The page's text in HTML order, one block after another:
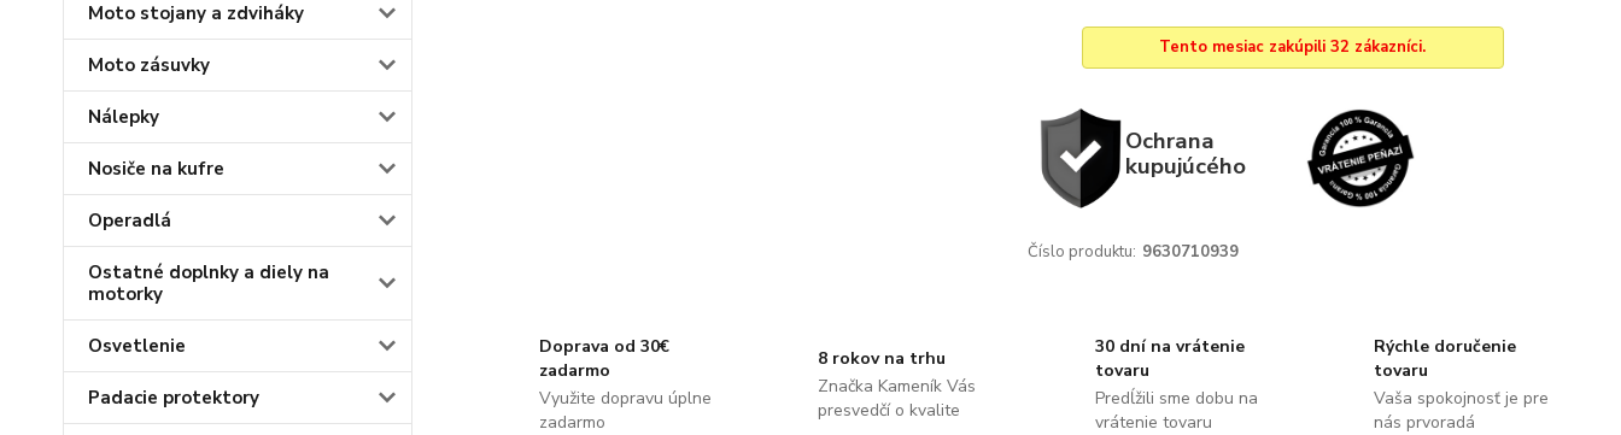
Moto stojany a zdviháky
Moto zásuvky
Nálepky
Nosiče na kufre
Operadlá
Ostatné doplnky a diely na
motorky
Osvetlenie
Padacie protektory
Tento mesiac zakúpili 32 zákazníci.
Ochrana
kupujúcého
Číslo produktu: 9630710939
Doprava od 30€
zadarmo
Využite dopravu úplne
zadarmo
8 rokov na trhu
Značka Kameník Vás
presvedčí o kvalite
30 dní na vrátenie
tovaru
Predĺžili sme dobu na
vrátenie tovaru
Rýchle doručenie
tovaru
Vaša spokojnosť je pre
nás prvoradá